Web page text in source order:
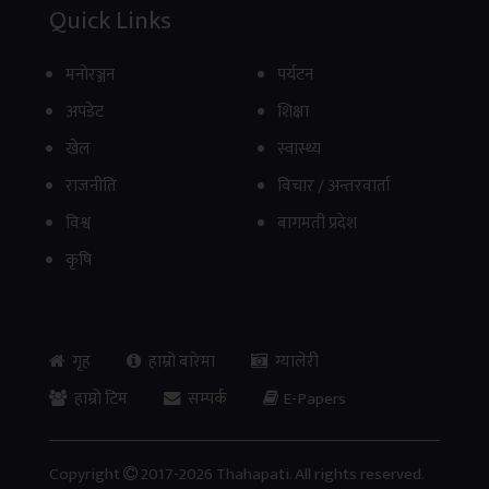
ले आफ्नो सेवा औपचारिक रूपमा सुरु गरेको छ । जसले...
Quick Links
मनाेरञ्जन
अपडेट
खेल
राजनीति
विश्व
कृषि
पर्यटन
शिक्षा
स्वास्थ्य
विचार / अन्तरवार्ता
बागमती प्रदेश
गृह हाम्रो बारेमा
ग्यालेरी
हाम्रो टिम
सम्पर्क E-Papers
Copyright
2017-2026 Thahapati. All rights reserved.